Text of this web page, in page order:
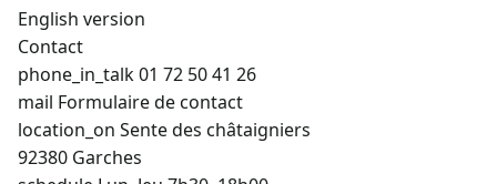
English version
Contact
phone_in_talk01 72 50 41 26
mail Formulaire de contact
location_on Sente des châtaigniers
92380 Garches